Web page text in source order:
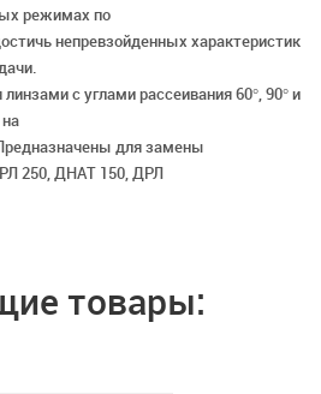
режимах по
непревзойденных характеристик
с углами рассеивания 60°, 90° и
для замены
250, ДНАТ 150, ДРЛ
товары: